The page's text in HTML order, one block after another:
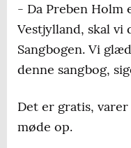
- Da Preben
Vestjylland, skal vi
Sangbogen. Vi
denne sangbog,
Det er gratis,
møde op.